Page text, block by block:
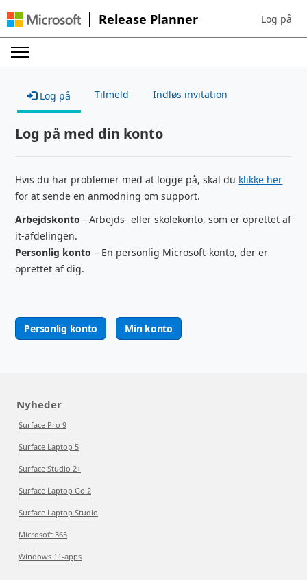
Release Planner Sign in to
Log på
Log på Tilmeld Indløs invitation
Log på med din konto
Hvis du har problemer med at logge på, skal du klikke her
for at sende en anmodning om support.
Arbejdskonto - Arbejds- eller skolekonto, som er oprettet af
it-afdelingen.
Personlig konto – En personlig Microsoft-konto, der er
oprettet af dig.
Personlig konto Min konto
Nyheder
Surface Pro 9
Surface Laptop 5
Surface Studio 2+
Surface Laptop Go 2
Surface Laptop Studio
Microsoft 365
Windows 11-apps